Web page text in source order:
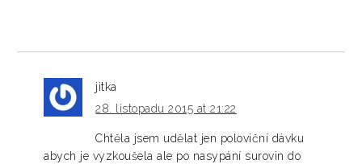
jitka
28. listopadu 2015 at 21:22
Chtěla jsem udělat jen poloviční dávku
abych je vyzkoušela ale po nasypání surovin do